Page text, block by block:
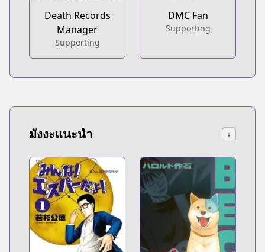
Death Records
Manager
Supporting
DMC Fan
Supporting
มังงะแนะนำ ↓